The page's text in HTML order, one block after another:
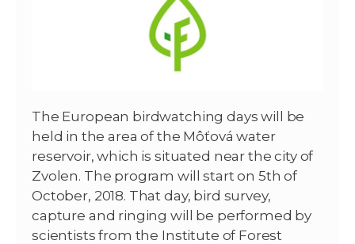
The European birdwatching days will be
held in the area of the Môťová water
reservoir, which is situated near the city of
Zvolen. The program will start on 5th of
October, 2018. That day, bird survey,
capture and ringing will be performed by
scientists from the Institute of Forest